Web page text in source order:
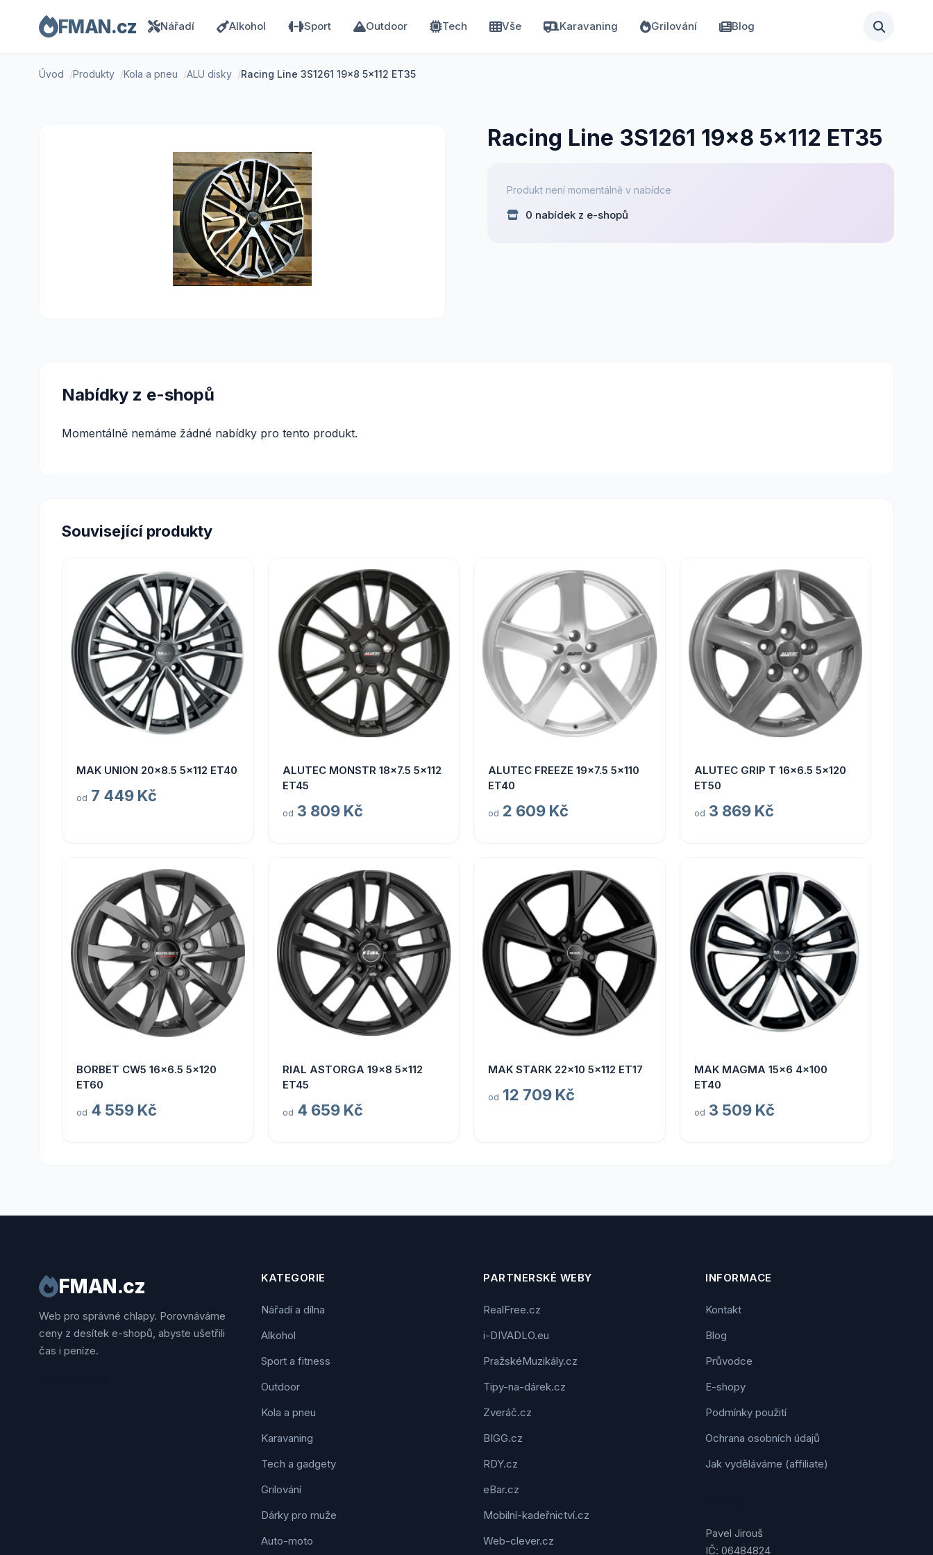
FMAN.cz Nářadí Alkohol Sport Outdoor Tech Vše Karavaning Grilování Blog
Úvod Produkty Kola a pneu ALU disky Racing Line 3S1261 19x8 5x112 ET35
Racing Line 3S1261 19x8 5x112 ET35
Produkt není momentálně v nabídce
0 nabídek z e-shopů
Nabídky z e-shopů
Momentálně nemáme žádné nabídky pro tento produkt.
Související produkty
MAK UNION 20x8.5 5x112 ET40
od 7 449 Kč
ALUTEC MONSTR 18x7.5 5x112
ET45
od 3 809 Kč
ALUTEC FREEZE 19x7.5 5x110
ET40
od 2 609 Kč
ALUTEC GRIP T 16x6.5 5x120
ET50
od 3 869 Kč
BORBET CW5 16x6.5 5x120
ET60
od 4 559 Kč
RIAL ASTORGA 19x8 5x112
ET45
od 4 659 Kč
MAK STARK 22x10 5x112 ET17
od 12 709 Kč
MAK MAGMA 15x6 4x100
ET40
od 3 509 Kč
FMAN.cz
Web pro správné chlapy. Porovnáváme
ceny z desítek e-shopů, abyste ušetřili
čas i peníze.
KATEGORIE
Nářadí a dílna
Alkohol
Sport a fitness
Outdoor
Kola a pneu
Karavaning
Tech a gadgety
Grilování
Dárky pro muže
Auto-moto
PARTNERSKÉ WEBY
RealFree.cz
i-DIVADLO.eu
PražskéMuzikály.cz
Tipy-na-dárek.cz
Zveráč.cz
BIGG.cz
RDY.cz
eBar.cz
Mobilní-kadeřnictví.cz
Web-clever.cz
INFORMACE
Kontakt
Blog
Průvodce
E-shopy
Podmínky použití
Ochrana osobních údajů
Jak vyděláváme (affiliate)
Pavel Jirouš
IČ: 06484824